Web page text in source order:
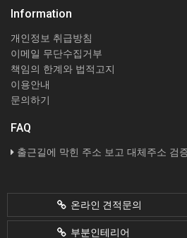
Information
개인정보 취급방침
이메일 무단수집거부
책임의 한계와 법적고지
이용안내
문의하기
FAQ
출근길에 막힌 주소 보고 대체주소 검
온라인 견적문의
부분인테리어